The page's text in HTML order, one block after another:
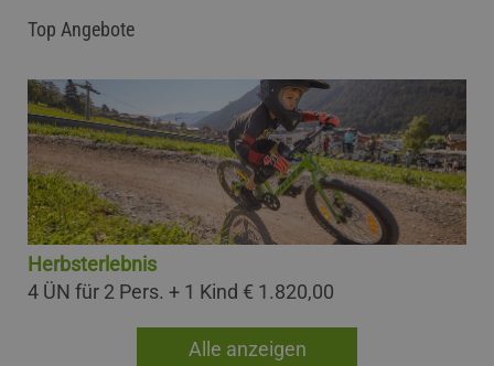
Top Angebote
Herbsterlebnis
4 ÜN für 2 Pers. + 1 Kind € 1.820,00
Alle anzeigen